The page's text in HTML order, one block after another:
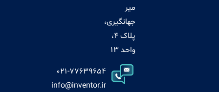
میر
جهانگیری،
پلاک 4،
واحد 13
021-77639654
info@inventor.ir